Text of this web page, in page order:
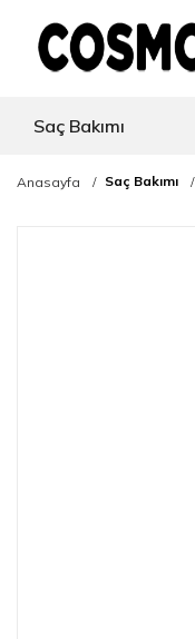
Saç Bakımı
Anasayfa Saç Bakımı